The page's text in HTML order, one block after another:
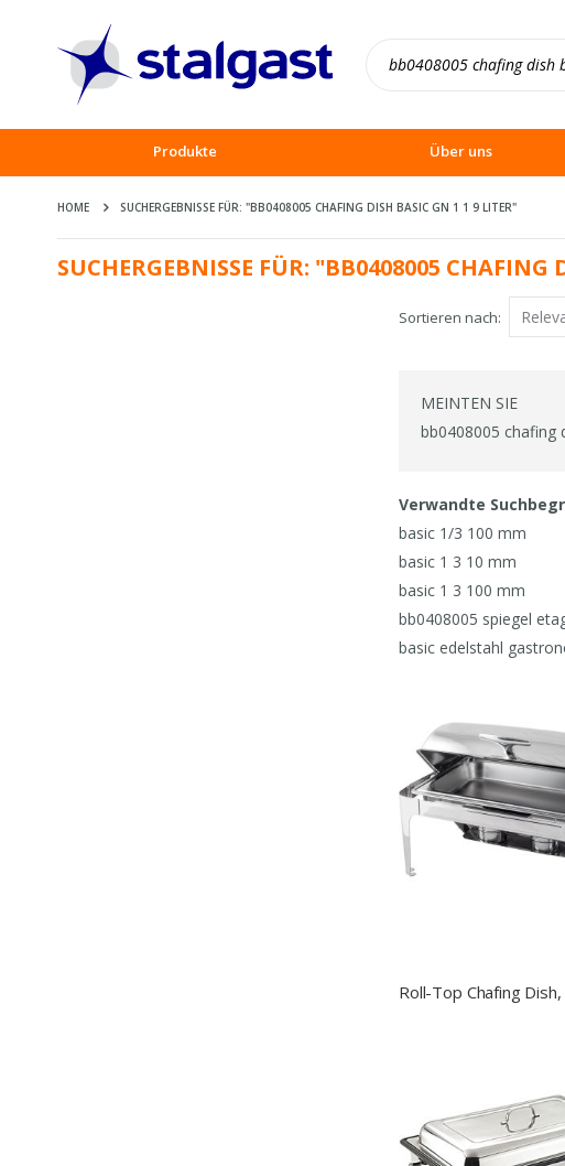
Produkte Über uns
HOME SUCHERGEBNISSE FÜR: "BB0408005 CHAFING DISH BASIC GN 1 1 9 LITER"
SUCHERGEBNISSE FÜR: "BB0408005 CHAFING
Sortieren nach
MEINTEN SIE
bb0408005 chafing
Verwandte
basic 1/3 100 mm
basic 1 3 10 mm
basic 1 3 100 mm
bb0408005 spiegel
basic edelstahl
Roll-Top Chafing